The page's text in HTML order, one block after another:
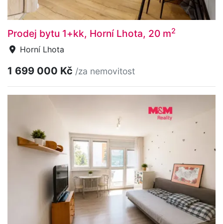
Prodej bytu 1+kk, Horní Lhota, 20 m2
Horní Lhota
1 699 000 Kč /za nemovitost